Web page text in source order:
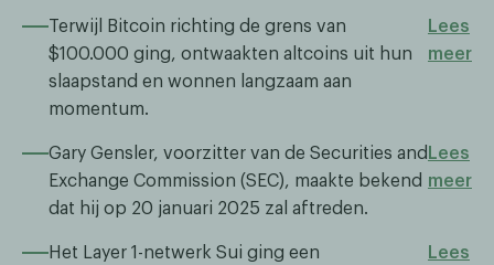
Terwijl Bitcoin richting de grens van
$100.000 ging, ontwaakten altcoins uit hun
slaapstand en wonnen langzaam aan
momentum.
Lees
meer
Gary Gensler, voorzitter van de Securities and
Exchange Commission (SEC), maakte bekend
dat hij op 20 januari 2025 zal aftreden.
Lees
meer
Het Layer 1-netwerk Sui ging een
Lees